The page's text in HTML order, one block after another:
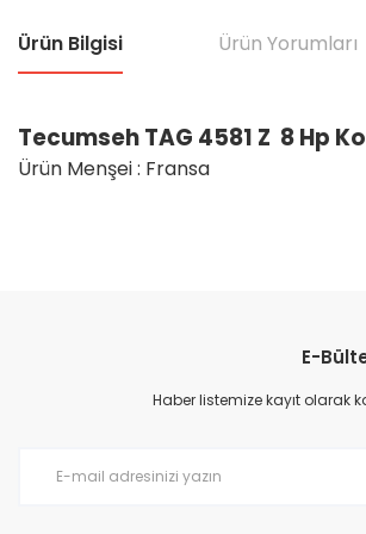
Ürün Bilgisi Ürün Yorumları
Tecumseh TAG 4581 Z 8 Hp
Ürün Menşei : Fransa
Ürün resmi kalitesiz, bozuk veya
Ürün açıklamasında eksik bilgiler
E-
Haber listemize kayıt